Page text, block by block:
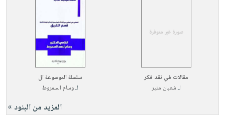
مقالات في نقد فكر
لـشعبان منير
سلسلة الموسوعة ال
لـوسام السمروط
المزيد من البنود »